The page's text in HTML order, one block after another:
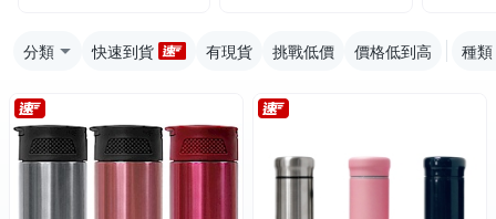
分類 快速到貨 有現貨 挑戰低價 價格低到高 種類